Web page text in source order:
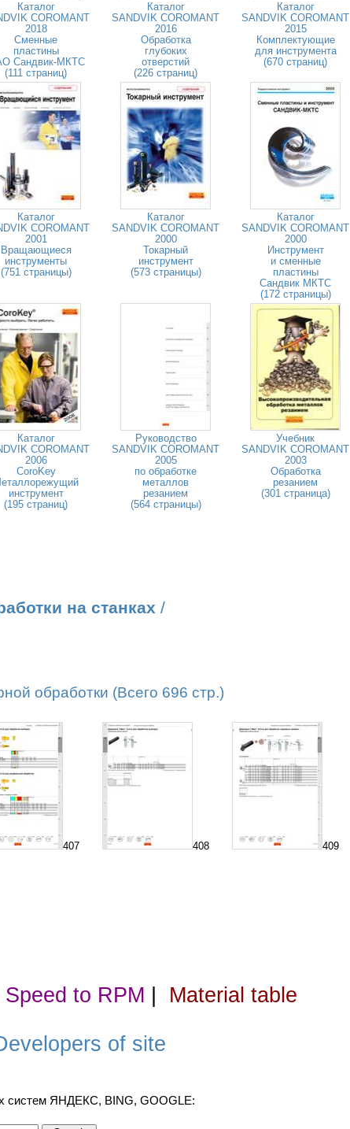
Каталог
COROMANT
2018
Сменные
пластины
Сандвик-МКТС
(111 страниц)
Каталог
SANDVIK COROMANT
2016
Обработка
глубоких
отверстий
(226 страниц)
Каталог
SANDVIK COROMANT
2015
Комплектующие
для инструмента
(670 страниц)
Каталог
COROMANT
2001
Вращающиеся
инструменты
(751 страницы)
Каталог
SANDVIK COROMANT
2000
Токарный
инструмент
(573 страницы)
Каталог
SANDVIK COROMANT
2000
Инструмент
и сменные
пластины
Сандвик МКТС
(172 страницы)
Каталог
COROMANT
2006
CoroKey
инструмент
(195 страниц)
Руководство
SANDVIK COROMANT
2005
по обработке
металлов
резанием
(564 страницы)
Учебник
SANDVIK COROMANT
2003
Обработка
резанием
(301 страница)
на станках /
обработки (Всего 696 стр.)
407 408 409
Speed to RPM Material table
of site
систем ЯНДЕКС, BING, GOOGLE: